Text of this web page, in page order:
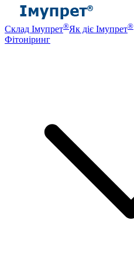
Склад Імупрет®Як діє Імупрет®
Фітоніринг